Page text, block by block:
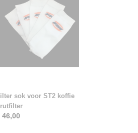
sok voor ST2 koffie
46,00